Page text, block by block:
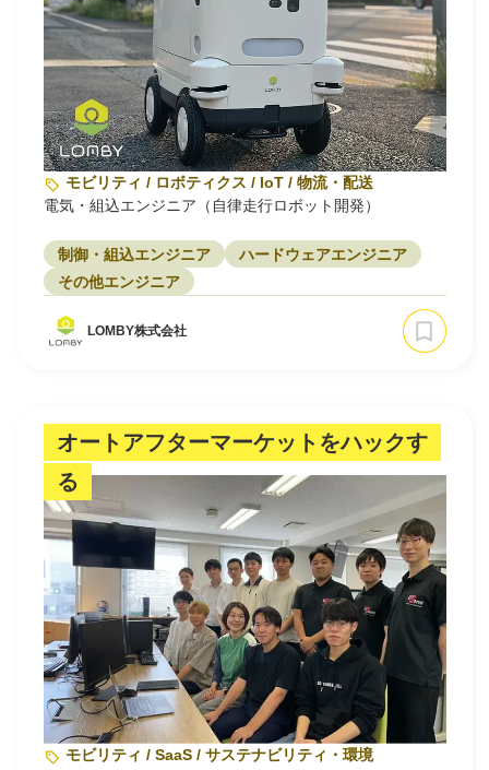
モビリティ / ロボティクス / IoT / 物流・配送
電気・組込エンジニア（自律走行ロボット開発）
制御・組込エンジニア
ハードウェアエンジニア
その他エンジニア
LOMBY株式会社
オートアフターマーケットをハックす
る
モビリティ / SaaS / サステナビリティ・環境